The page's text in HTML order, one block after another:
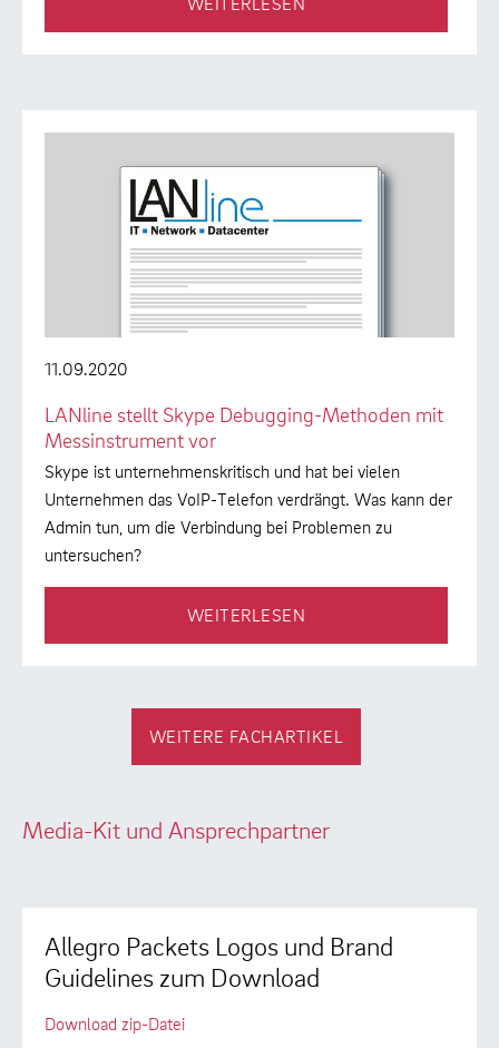
11.09.2020
LANline stellt Skype Debugging-Methoden mit
Messinstrument vor
Skype ist unternehmenskritisch und hat bei vielen
Unternehmen das VoIP-Telefon verdrängt. Was kann der
Admin tun, um die Verbindung bei Problemen zu
untersuchen?
WEITERLESEN
WEITERE FACHARTIKEL
Media-Kit und Ansprechpartner
Allegro Packets Logos und Brand
Guidelines zum Download
Download zip-Datei